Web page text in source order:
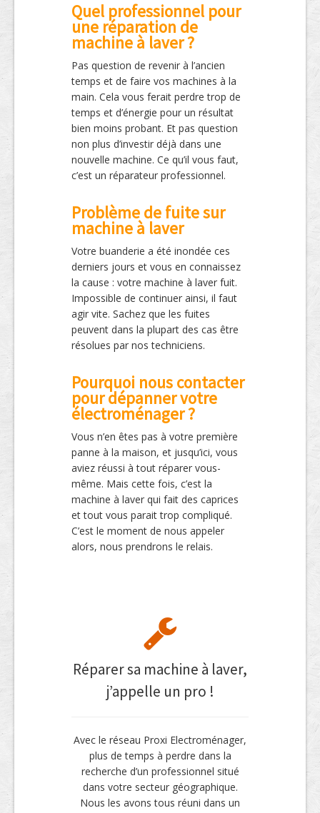
Quel professionnel pour
une réparation de
machine à laver ?
Pas question de revenir à l’ancien
temps et de faire vos machines à la
main. Cela vous ferait perdre trop de
temps et d’énergie pour un résultat
bien moins probant. Et pas question
non plus d’investir déjà dans une
nouvelle machine. Ce qu’il vous faut,
c’est un réparateur professionnel.
Problème de fuite sur
machine à laver
Votre buanderie a été inondée ces
derniers jours et vous en connaissez
la cause : votre machine à laver fuit.
Impossible de continuer ainsi, il faut
agir vite. Sachez que les fuites
peuvent dans la plupart des cas être
résolues par nos techniciens.
Pourquoi nous contacter
pour dépanner votre
électroménager ?
Vous n’en êtes pas à votre première
panne à la maison, et jusqu’ici, vous
aviez réussi à tout réparer vous-
même. Mais cette fois, c’est la
machine à laver qui fait des caprices
et tout vous parait trop compliqué.
C’est le moment de nous appeler
alors, nous prendrons le relais.
Réparer sa machine à laver,
j’appelle un pro !
Avec le réseau Proxi Electroménager,
plus de temps à perdre dans la
recherche d’un professionnel situé
dans votre secteur géographique.
Nous les avons tous réuni dans un